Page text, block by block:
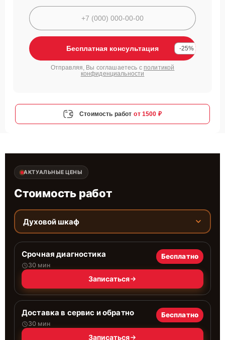
Бесплатная консультация -25%
Отправляя, Вы соглашаетесь с политикой
конфиденциальности
Стоимость работ от 1500 ₽
АКТУАЛЬНЫЕ ЦЕНЫ
Стоимость работ
Духовой шкаф
Срочная диагностика
30 мин
Бесплатно
Записаться
Доставка в сервис и обратно
30 мин
Бесплатно
Записаться